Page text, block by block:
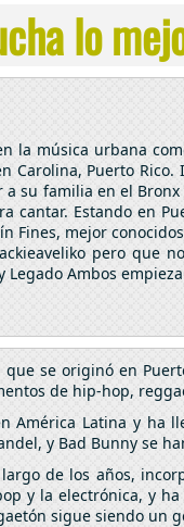
lo
la música urbana
Carolina, Puerto
su familia en el
cantar. Estando en
Fines, mejor
pero que
Legado Ambos
se originó en
de hip-hop,
América Latina y ha
y Bad Bunny se
de los años,
y la electrónica, y
sigue siendo un